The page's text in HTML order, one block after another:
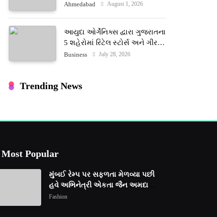
ટેરોટ રીડર પુનિતજી લુલ્લા એ ટેરોટ
Ahmedabad August 1, 2026
આયુદા ઓર્ગેનિક્સ દ્વારા ગુજરાતના
5 શહેરોમાં રિટેલ સ્ટોર્સ અને ગીર
ગાયના વૈદિક વલોણા ઘી-દૂધની શુદ્ધ
Business July 28, 2026
Trending News
Most Popular
મુંબઈ રેમ્પ પર સફળતા મેળવ્યા પછી
હવે અભિનેત્રી એકતા જૈન અમદાવાદ
ફેશન વીકમાં પોતાની પ્રતિભા
Fashion